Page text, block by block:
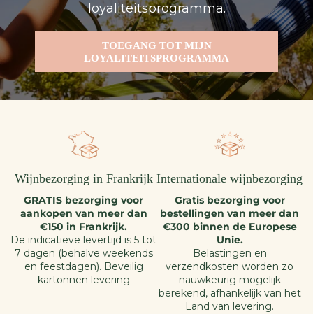
loyaliteitsprogramma.
TOEGANG TOT MIJN
LOYALITEITSPROGRAMMA
Wijnbezorging in Frankrijk
GRATIS bezorging voor
aankopen van meer dan
€150 in Frankrijk.
De indicatieve levertijd is 5 tot
7 dagen (behalve weekends
en feestdagen). Beveilig
kartonnen levering
Internationale wijnbezorging
Gratis bezorging voor
bestellingen van meer dan
€300 binnen de Europese
Unie.
Belastingen en
verzendkosten worden zo
nauwkeurig mogelijk
berekend, afhankelijk van het
Land van levering.